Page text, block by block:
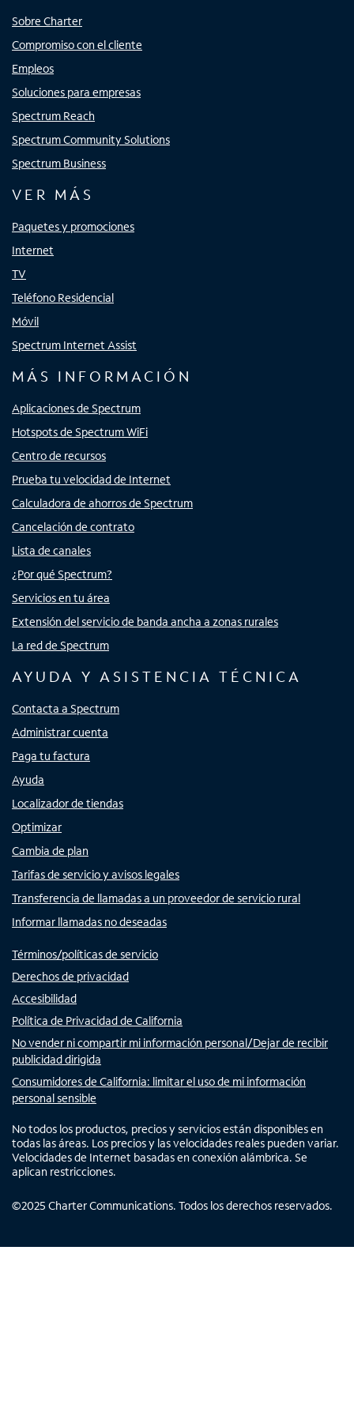
Sobre Charter
Compromiso con el cliente
Empleos
Soluciones para empresas
Spectrum Reach
Spectrum Community Solutions
Spectrum Business
VER MÁS
Paquetes y promociones
Internet
TV
Teléfono Residencial
Móvil
Spectrum Internet Assist
MÁS INFORMACIÓN
Aplicaciones de Spectrum
Hotspots de Spectrum WiFi
Centro de recursos
Prueba tu velocidad de Internet
Calculadora de ahorros de Spectrum
Cancelación de contrato
Lista de canales
¿Por qué Spectrum?
Servicios en tu área
Extensión del servicio de banda ancha a zonas rurales
La red de Spectrum
AYUDA Y ASISTENCIA TÉCNICA
Contacta a Spectrum
Administrar cuenta
Paga tu factura
Ayuda
Localizador de tiendas
Optimizar
Cambia de plan
Tarifas de servicio y avisos legales
Transferencia de llamadas a un proveedor de servicio rural
Informar llamadas no deseadas
Términos/políticas de servicio
Derechos de privacidad
Accesibilidad
Política de Privacidad de California
No vender ni compartir mi información personal/Dejar de recibir
publicidad dirigida
Consumidores de California: limitar el uso de mi información
personal sensible
No todos los productos, precios y servicios están disponibles en
todas las áreas. Los precios y las velocidades reales pueden variar.
Velocidades de Internet basadas en conexión alámbrica. Se
aplican restricciones.
©2025 Charter Communications. Todos los derechos reservados.